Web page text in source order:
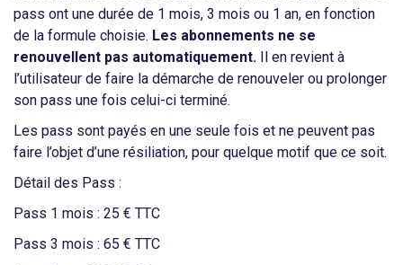
pass ont une durée de 1 mois, 3 mois ou 1 an, en fonction
de la formule choisie. Les abonnements ne se
renouvellent pas automatiquement. Il en revient à
l’utilisateur de faire la démarche de renouveler ou prolonger
son pass une fois celui-ci terminé.
Les pass sont payés en une seule fois et ne peuvent pas
faire l’objet d’une résiliation, pour quelque motif que ce soit.
Détail des Pass :
Pass 1 mois : 25 € TTC
Pass 3 mois : 65 € TTC